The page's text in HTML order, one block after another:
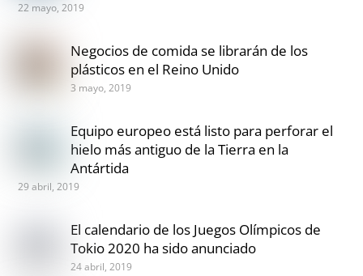
22 mayo, 2019
Negocios de comida se librarán de los
plásticos en el Reino Unido
3 mayo, 2019
Equipo europeo está listo para perforar el
hielo más antiguo de la Tierra en la
Antártida
29 abril, 2019
El calendario de los Juegos Olímpicos de
Tokio 2020 ha sido anunciado
24 abril, 2019